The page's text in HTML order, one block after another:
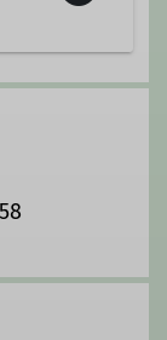
und
um für
ein